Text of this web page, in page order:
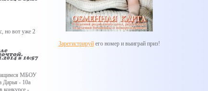
но вот уже 2
в 16:57
МБОУ
Дарья - 10а
конкурсе -
Зарегистрируйего номер и выиграй приз!